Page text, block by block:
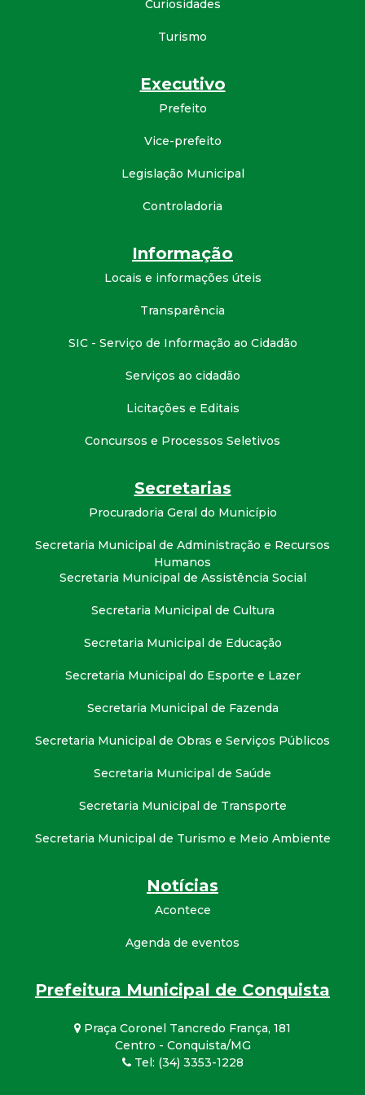
Curiosidades
Turismo
Executivo
Prefeito
Vice-prefeito
Legislação Municipal
Controladoria
Informação
Locais e informações úteis
Transparência
SIC - Serviço de Informação ao Cidadão
Serviços ao cidadão
Licitações e Editais
Concursos e Processos Seletivos
Secretarias
Procuradoria Geral do Município
Secretaria Municipal de Administração e Recursos
Humanos
Secretaria Municipal de Assistência Social
Secretaria Municipal de Cultura
Secretaria Municipal de Educação
Secretaria Municipal do Esporte e Lazer
Secretaria Municipal de Fazenda
Secretaria Municipal de Obras e Serviços Públicos
Secretaria Municipal de Saúde
Secretaria Municipal de Transporte
Secretaria Municipal de Turismo e Meio Ambiente
Notícias
Acontece
Agenda de eventos
Prefeitura Municipal de Conquista
Praça Coronel Tancredo França, 181
Centro - Conquista/MG
Tel: (34) 3353-1228